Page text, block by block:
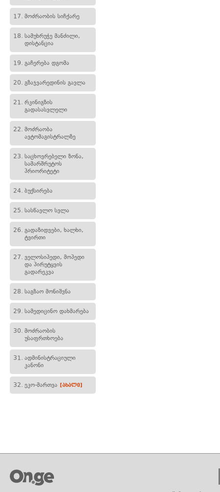
17. მოძრაობის სიჩქარე
18. სამუხრუჭე მანძილი,
დისტანცია
19. გაჩერება დგომა
20. გზაჯვარედინის გავლა
21. რკინიგზის
გადასასვლელი
22. მოძრაობა
ავტომაგისტრალზე
23. საცხოვრებელი ზონა,
სამარშრუტოს
პრიორიტეტი
24. ბუქსირება
25. სასწავლო სვლა
26. გადაზიდვები, ხალხი,
ტვირთი
27. ველოსიპედი, მოპედი
და პირუტყვის
გადარეკვა
28. საგზაო მონიშვნა
29. სამედიცინო დახმარება
30. მოძრაობის
უსაფრთხოება
31. ადმინისტრაციული
კანონი
32. ეკო-მართვა [ახალი]